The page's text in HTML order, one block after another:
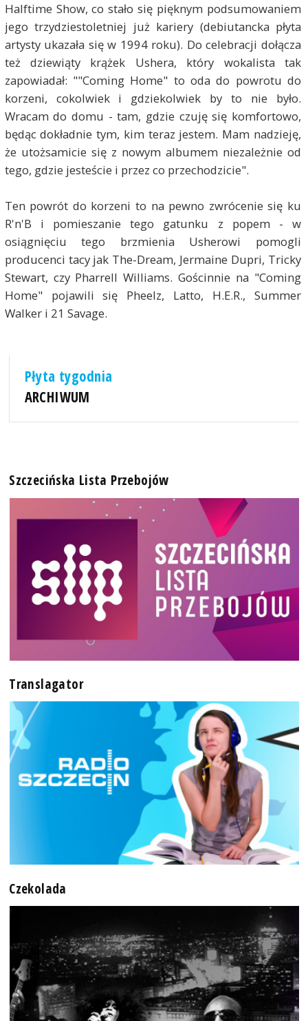
Halftime Show, co stało się pięknym podsumowaniem
jego trzydziestoletniej już kariery (debiutancka płyta
artysty ukazała się w 1994 roku). Do celebracji dołącza
też dziewiąty krążek Ushera, który wokalista tak
zapowiadał: ""Coming Home" to oda do powrotu do
korzeni, cokolwiek i gdziekolwiek by to nie było.
Wracam do domu - tam, gdzie czuję się komfortowo,
będąc dokładnie tym, kim teraz jestem. Mam nadzieję,
że utożsamicie się z nowym albumem niezależnie od
tego, gdzie jesteście i przez co przechodzicie".
Ten powrót do korzeni to na pewno zwrócenie się ku
R'n'B i pomieszanie tego gatunku z popem - w
osiągnięciu tego brzmienia Usherowi pomogli
producenci tacy jak The-Dream, Jermaine Dupri, Tricky
Stewart, czy Pharrell Williams. Gościnnie na "Coming
Home" pojawili się Pheelz, Latto, H.E.R., Summer
Walker i 21 Savage.
Płyta tygodnia
ARCHIWUM
Szczecińska Lista Przebojów
Translagator
Czekolada